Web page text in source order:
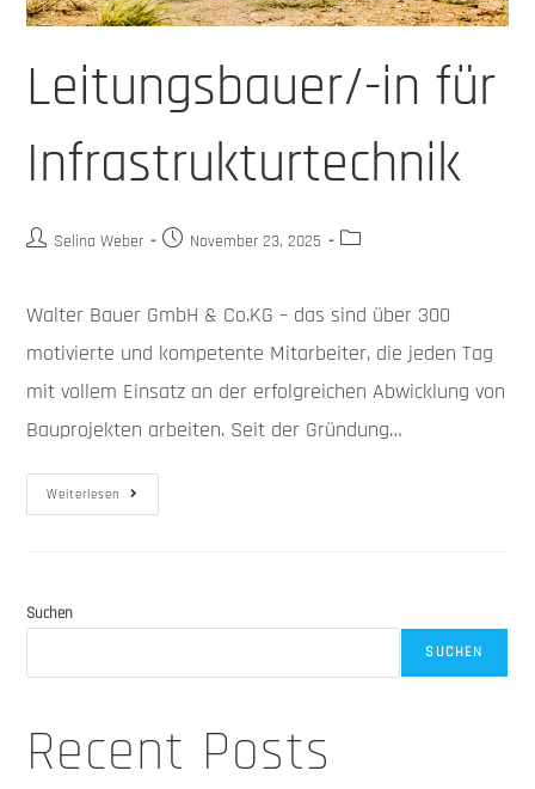
Leitungsbauer/-in für
Infrastrukturtechnik
Selina Weber November 23, 2025
Walter Bauer GmbH & Co.KG – das sind über 300
motivierte und kompetente Mitarbeiter, die jeden Tag
mit vollem Einsatz an der erfolgreichen Abwicklung von
Bauprojekten arbeiten. Seit der Gründung…
Weiterlesen
Suchen
SUCHEN
Recent Posts